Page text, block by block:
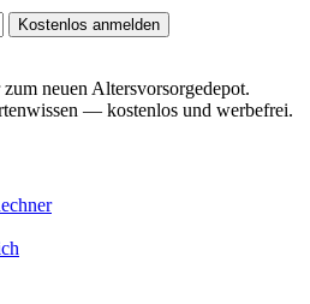
Kostenlos anmelden
neuen Altersvorsorgedepot.
— kostenlos und werbefrei.